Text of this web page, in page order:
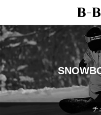
チ